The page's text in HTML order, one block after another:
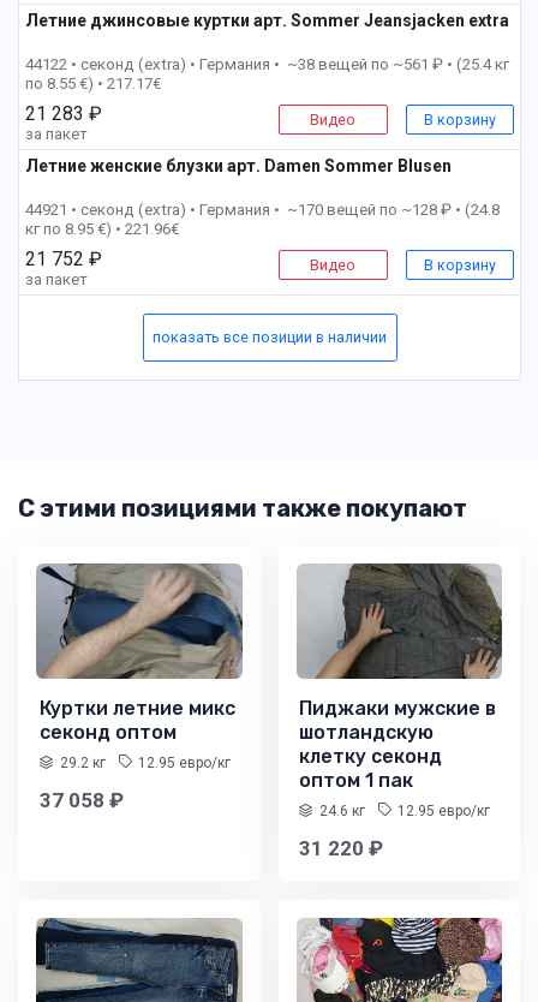
Летние джинсовые куртки арт. Sommer Jeansjacken extra
44122 • секонд (extra) • Германия • ~38 вещей по ~561 ₽ • (25.4 кг
по 8.55 €) • 217.17€
21 283 ₽
за пакет
Видео В корзину
Летние женские блузки арт. Damen Sommer Blusen
44921 • секонд (extra) • Германия • ~170 вещей по ~128 ₽ • (24.8
кг по 8.95 €) • 221.96€
21 752 ₽
за пакет
Видео В корзину
показать все позиции в наличии
С этими позициями также покупают
Куртки летние микс
секонд оптом
29.2 кг 12.95 евро/кг
37 058 ₽
Пиджаки мужские в
шотландскую
клетку секонд
оптом 1 пак
24.6 кг 12.95 евро/кг
31 220 ₽